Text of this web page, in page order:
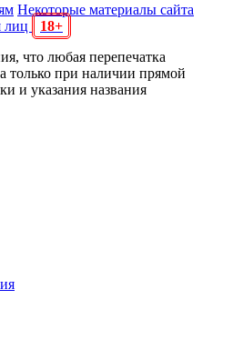
Некоторые материалы сайта
лиц
18+
что любая перепечатка
только при наличии прямой
и указания названия